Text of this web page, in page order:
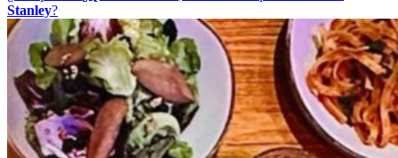
Stanley?